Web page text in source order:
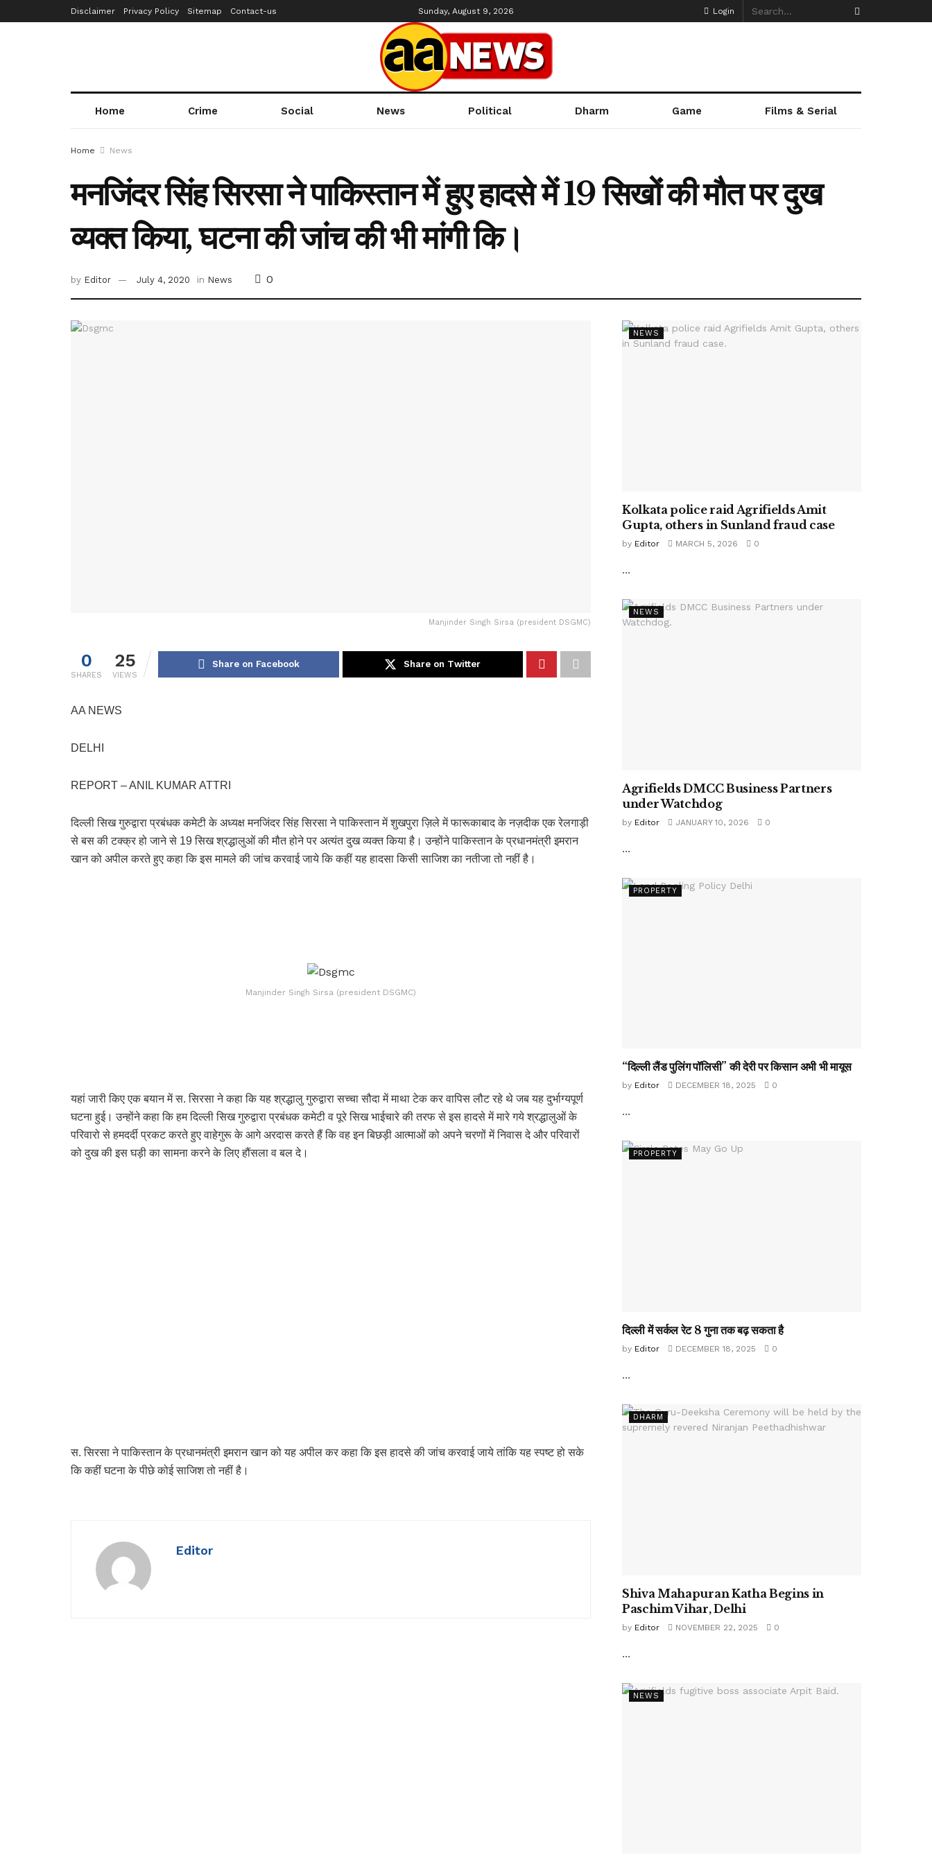
Disclaimer Privacy Policy Sitemap Contact-us Sunday, August 9, 2026 Login
Home Crime Social News Political Dharm Game Films & Serial
Home News
मनजिंदर सिंह सिरसा ने पाकिस्तान में हुए हादसे में 19 सिखों की मौत पर दुख
व्यक्त किया, घटना की जांच की भी मांगी कि।
by Editor July 4, 2020 in News 0
Manjinder Singh Sirsa (president DSGMC)
0
SHARES
25
VIEWS
Share on Facebook Share on Twitter
AA NEWS
DELHI
REPORT – ANIL KUMAR ATTRI
दिल्ली सिख गुरुद्वारा प्रबंधक कमेटी के अध्यक्ष मनजिंदर सिंह सिरसा ने पाकिस्तान में शुखपुरा ज़िले में फारूकाबाद के नज़दीक एक रेलगाड़ी
से बस की टक्क्र हो जाने से 19 सिख श्रद्धालुओं की मौत होने पर अत्यंत दुख व्यक्त किया है। उन्होंने पाकिस्तान के प्रधानमंत्री इमरान
खान को अपील करते हुए कहा कि इस मामले की जांच करवाई जाये कि कहीं यह हादसा किसी साजिश का नतीजा तो नहीं है।
Manjinder Singh Sirsa (president DSGMC)
यहां जारी किए एक बयान में स. सिरसा ने कहा कि यह श्रद्धालु गुरुद्वारा सच्चा सौदा में माथा टेक कर वापिस लौट रहे थे जब यह दुर्भाग्यपूर्ण
घटना हुई। उन्होंने कहा कि हम दिल्ली सिख गुरुद्वारा प्रबंधक कमेटी व पूरे सिख भाईचारे की तरफ से इस हादसे में मारे गये श्रद्धालुओं के
परिवारो से हमदर्दी प्रकट करते हुए वाहेगुरू के आगे अरदास करते हैं कि वह इन बिछड़ी आत्माओं को अपने चरणों में निवास दे और परिवारों
को दुख की इस घड़ी का सामना करने के लिए हौंसला व बल दे।
स. सिरसा ने पाकिस्तान के प्रधानमंत्री इमरान खान को यह अपील कर कहा कि इस हादसे की जांच करवाई जाये तांकि यह स्पष्ट हो सके
कि कहीं घटना के पीछे कोई साजिश तो नहीं है।
Editor
NEWS
Kolkata police raid Agrifields Amit
Gupta, others in Sunland fraud case
by Editor MARCH 5, 2026 0
...
NEWS
Agrifields DMCC Business Partners
under Watchdog
by Editor JANUARY 10, 2026 0
...
PROPERTY
“दिल्ली लैंड पुलिंग पॉलिसी” की देरी पर किसान अभी भी मायूस
by Editor DECEMBER 18, 2025 0
...
PROPERTY
दिल्ली में सर्कल रेट 8 गुना तक बढ़ सकता है
by Editor DECEMBER 18, 2025 0
...
DHARM
Shiva Mahapuran Katha Begins in
Paschim Vihar, Delhi
by Editor NOVEMBER 22, 2025 0
...
NEWS